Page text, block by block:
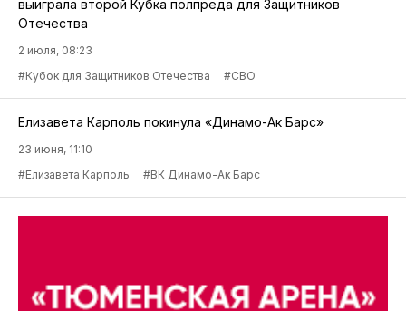
выиграла второй Кубка полпреда для Защитников
Отечества
2 июля, 08:23
#Кубок для Защитников Отечества
#СВО
Елизавета Карполь покинула «Динамо-Ак Барс»
23 июня, 11:10
#Елизавета Карполь
#ВК Динамо-Ак Барс